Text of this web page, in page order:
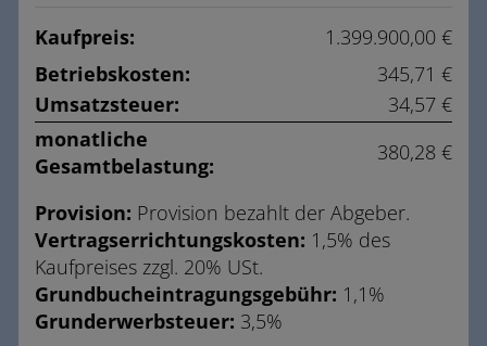
Kaufpreis:
1.399.900,00 €
Betriebskosten:
345,71 €
Umsatzsteuer:
34,57 €
monatliche
Gesamtbelastung:
380,28 €
Provision: Provision bezahlt der Abgeber.
Vertragserrichtungskosten: 1,5% des
Kaufpreises zzgl. 20% USt.
Grundbucheintragungsgebühr: 1,1%
Grunderwerbsteuer: 3,5%